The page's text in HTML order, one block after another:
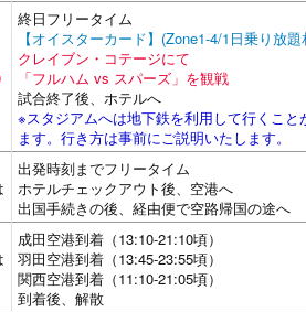
終日フリータイム
【オイスターカード】(Zone1-4/1日乗り放
クレイブン・コテージにて
「フルハム vs スパーズ」を観戦
試合終了後、ホテルへ
※スタジアムへは地下鉄を利用して行くこと
ます。行き方は事前にご説明いたします。
出発時刻までフリータイム
ホテルチェックアウト後、空港へ
出国手続きの後、経由便で空路帰国の途へ
成田空港到着（13:10-21:10頃）
羽田空港到着（13:45-23:55頃）
関西空港到着（11:10-21:05頃）
到着後、解散